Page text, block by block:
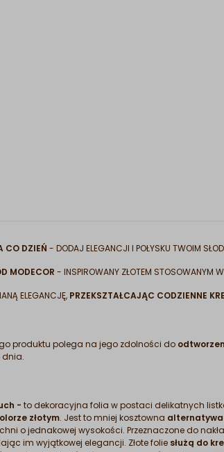
CO DZIEŃ - DODAJ ELEGANCJI I POŁYSKU TWOIM
MODECOR - INSPIROWANY ZŁOTEM STOSOWANYM
ELEGANCJĘ, PRZEKSZTAŁCAJĄC CODZIENNE
produktu polega na jego zdolności do
dnia.
- to dekoracyjna folia w postaci delikatnych
złotym. Jest to mniej kosztowna alternatywa
o jednakowej wysokości. Przeznaczone do
im wyjątkowej elegancji. Złote folie służą do